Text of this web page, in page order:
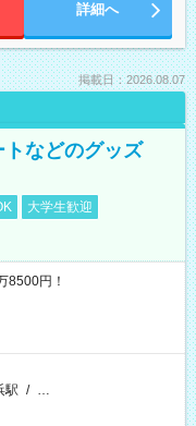
詳細へ
掲載日：2026.08.07
などのグッズ
大学生歓迎
8500円！
駅 / …